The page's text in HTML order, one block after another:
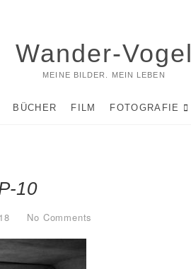
Wander-Vogel
MEINE BILDER. MEIN LEBEN
BÜCHER FILM FOTOGRAFIE
10
No Comments